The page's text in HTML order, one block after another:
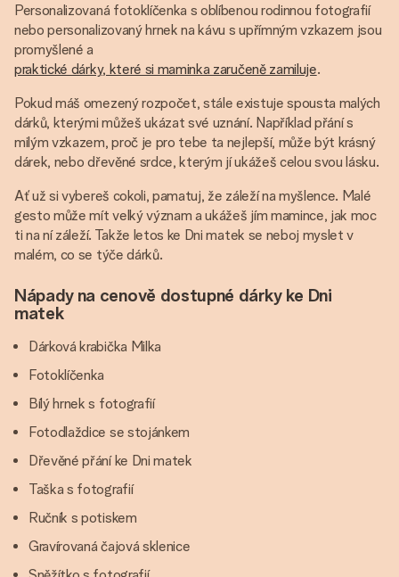
Personalizovaná fotoklíčenka s oblíbenou rodinnou fotografií
nebo personalizovaný hrnek na kávu s upřímným vzkazem jsou
promyšlené a
praktické dárky, které si maminka zaručeně zamiluje.
Pokud máš omezený rozpočet, stále existuje spousta malých
dárků, kterými můžeš ukázat své uznání. Například přání s
milým vzkazem, proč je pro tebe ta nejlepší, může být krásný
dárek, nebo dřevěné srdce, kterým jí ukážeš celou svou lásku.
Ať už si vybereš cokoli, pamatuj, že záleží na myšlence. Malé
gesto může mít velký význam a ukážeš jím mamince, jak moc
ti na ní záleží. Takže letos ke Dni matek se neboj myslet v
malém, co se týče dárků.
Nápady na cenově dostupné dárky ke Dni
matek
Dárková krabička Milka
Fotoklíčenka
Bílý hrnek s fotografií
Fotodlaždice se stojánkem
Dřevěné přání ke Dni matek
Taška s fotografií
Ručník s potiskem
Gravírovaná čajová sklenice